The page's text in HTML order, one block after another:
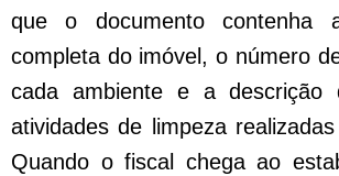
que o documento contenha
completa do imóvel, o número
cada ambiente e a descrição
atividades de limpeza
Quando o fiscal chega ao